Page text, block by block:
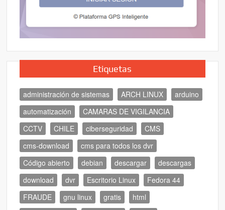
Etiquetas
administración de sistemas ARCH LINUX
arduino
automatización
CAMARAS DE VIGILANCIA
CCTV
CHILE ciberseguridad
CMS
cms-download
cms para todos los dvr
Código abierto
debian descargar
descargas
download
dvr Escritorio Linux
Fedora 44
FRAUDE
gnu linux gratis
html